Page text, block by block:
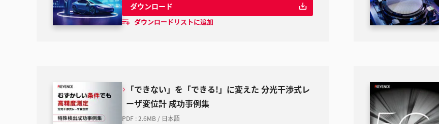
ダウンロード
ダウンロードリストに追加
「できない」を「できる!」に変えた 分光干渉式レ
ーザ変位計 成功事例集
PDF :2.6MB / 日本語